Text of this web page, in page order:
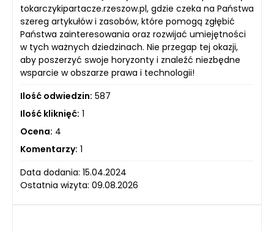
tokarczykipartacze.rzeszow.pl, gdzie czeka na Państwa
szereg artykułów i zasobów, które pomogą zgłębić
Państwa zainteresowania oraz rozwijać umiejętności
w tych ważnych dziedzinach. Nie przegap tej okazji,
aby poszerzyć swoje horyzonty i znaleźć niezbędne
wsparcie w obszarze prawa i technologii!
Ilość odwiedzin: 587
Ilość kliknięć: 1
Ocena: 4
Komentarzy: 1
Data dodania: 15.04.2024
Ostatnia wizyta: 09.08.2026